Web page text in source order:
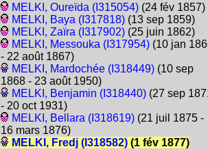
MELKI, Oureïda (I315054)(24 fév 1857)
MELKI, Baya (I317818)(13 sep 1859)
MELKI, Zaïra (I317902)(25 juin 1862)
MELKI, Messouka (I317954)(10 jan
- 22 août 1867)
MELKI, Mardochée (I318449)(10 sep
1868 - 23 août 1950)
MELKI, Benjamin (I318440)(27 sep
- 20 oct 1931)
MELKI, Bellara (I318619)(21 juil 1875 -
16 mars 1876)
MELKI, Fredj (I318582)(1 fév 1877)